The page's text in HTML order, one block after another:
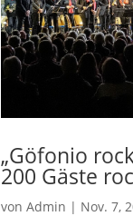
„Göfonio
200 Gäste
von Admin | Nov. 7,